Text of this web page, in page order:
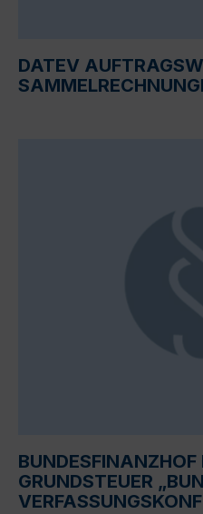
DATEV
BUNDESFINANZHOF
GRUNDSTEUER